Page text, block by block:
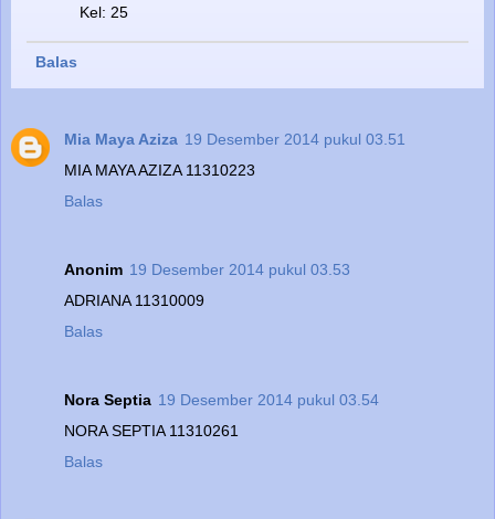
Kel: 25
Balas
Mia Maya Aziza 19 Desember 2014 pukul 03.51
MIA MAYA AZIZA 11310223
Balas
Anonim 19 Desember 2014 pukul 03.53
ADRIANA 11310009
Balas
Nora Septia 19 Desember 2014 pukul 03.54
NORA SEPTIA 11310261
Balas